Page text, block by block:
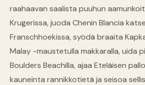
raahaavan saalista puuhun
Krugerissa, juoda Chenin Blancia
Franschhoekissa, syödä braaita
Malay -maustetulla makkaralla, uida
Boulders Beachilla, ajaa Eteläisen
kauneinta rannikkotietä ja seisoa